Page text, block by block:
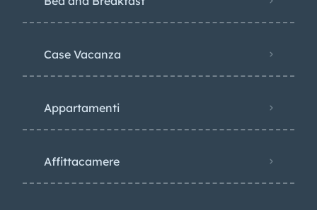
Case Vacanza
Appartamenti
Affittacamere